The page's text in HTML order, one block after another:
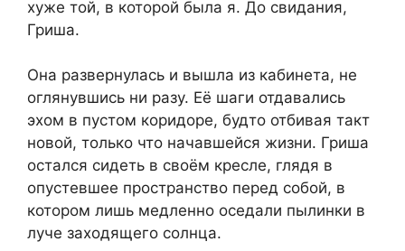
хуже той, в которой была я. До свидания,
Гриша.
Она развернулась и вышла из кабинета, не
оглянувшись ни разу. Её шаги отдавались
эхом в пустом коридоре, будто отбивая такт
новой, только что начавшейся жизни. Гриша
остался сидеть в своём кресле, глядя в
опустевшее пространство перед собой, в
котором лишь медленно оседали пылинки в
луче заходящего солнца.